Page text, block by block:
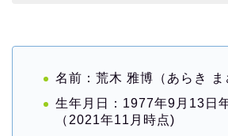
名前：荒木 雅博（あらき ま
生年月日：1977年9月13日
（2021年11月時点)